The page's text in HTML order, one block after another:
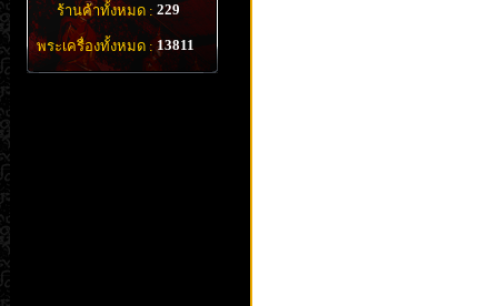
ร้านค้าทั้งหมด : 229
พระเครื่องทั้งหมด : 13811